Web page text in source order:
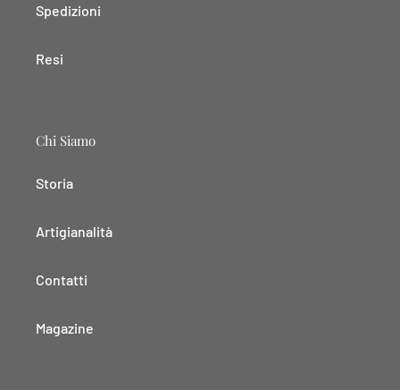
Spedizioni
Resi
Chi Siamo
Storia
Artigianalità
Contatti
Magazine